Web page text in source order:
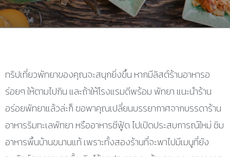
ทริปเที่ยวพัทยาของคุณจะสนุกยิ่งขึ้น หากมีลิสต์ร้านอาหารอ
ร่อยๆ ให้ตามไปกิน และถ้าให้โรงแรมดีพร้อม พัทยา แนะนำร้าน
อร่อยพัทยาแล้วล่ะก็ ขอพาคุณเปลี่ยนบรรยากาศจากบรรดาร้าน
อาหารริมทะเลพัทยา หรืออาหารซีฟู้ด ไปเปิดประสบการณ์ใหม่ ชิม
อาหารพื้นบ้านขนานแท้ เพราะทั้งสองร้านที่จะพาไปมีเมนูที่ยัง